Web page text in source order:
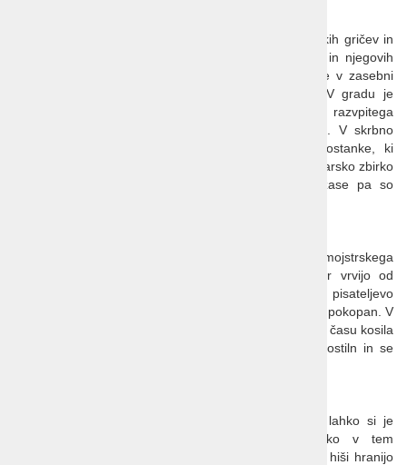
Domišljije ne buri le romantična lega sredi cotswoldskih gričev in
imenitnih vrtov, pač pa tudi burna preteklost gradu in njegovih
prebivalcev. Sudeley je edina posest v Britaniji, ki je v zasebni
lasti, a je na njej pokopan član kraljeve družine. V gradu je
namreč živela kraljica Katherine Parr, zadnja žena razvpitega
Henrika VIII, v lepi grajski cerkvi je tudi pokopana. V skrbno
urejenih sobanah si je mogoče ogledati mnoge ostanke, ki
ohranjajo spomin na slavne pretekle dni, imenitno slikarsko zbirko
z deli Turnerja, Van Dycka in Rubensa, zgodba zase pa so
Očarljivo mesto je danes najbolj znano kot rojstni kraj mojstrskega
dramatika Williama Shakespeara. Živahne ulice kar vrvijo od
dogajanja, največ obiskovalcev pa si pride ogledat pisateljevo
rojstno hišo in cerkev Sv. Trojice, kjer je Shakespeare pokopan. V
mestnem središču bomo lahko uživali vsak po svoje, v času kosila
pa bomo skupaj obiskali eno najstarejših mestnih gostiln in se
Hiška kot iz pravljice in okoli nje pisan vrt - prav lahko si je
predstavljati mladega Williama Shakespeara, kako v tem
romantičnem okolju dvori svoji Anne. V s slamo kriti hiši hranijo